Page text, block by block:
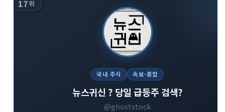
17위
국내 주식 속보·종합
뉴스귀신 ? 당일 급등주 검색?
@ghoststock